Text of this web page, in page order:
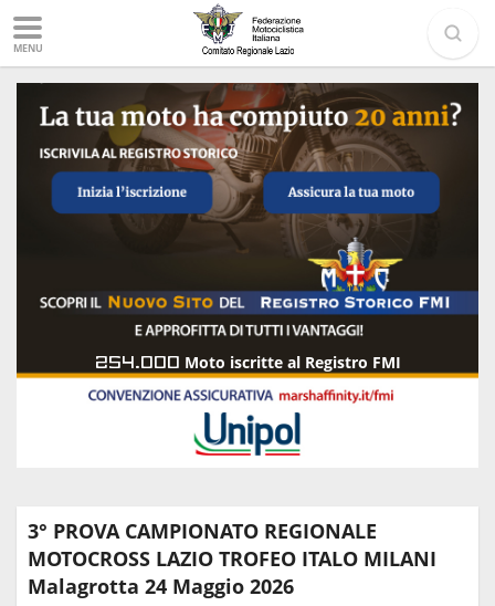
MENU
254.000 Moto iscritte al Registro FMI
3° PROVA CAMPIONATO REGIONALE
MOTOCROSS LAZIO TROFEO ITALO MILANI
Malagrotta 24 Maggio 2026